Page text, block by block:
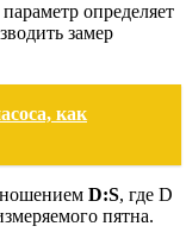
определяет
замер
как
D:S, где D
пятна.